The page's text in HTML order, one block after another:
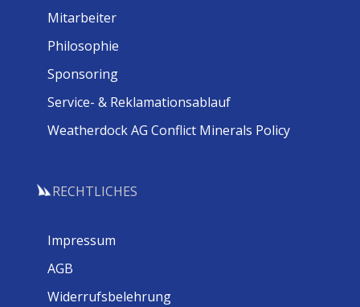
Mitarbeiter
Philosophie
Sponsoring
Service- & Reklamationsablauf
Weatherdock AG Conflict Minerals Policy
RECHTLICHES
Impressum
AGB
Widerrufsbelehrung